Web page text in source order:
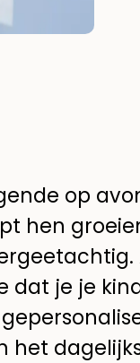
op
hen
dat je je
het